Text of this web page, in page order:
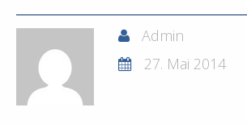
Admin
27. Mai 2014